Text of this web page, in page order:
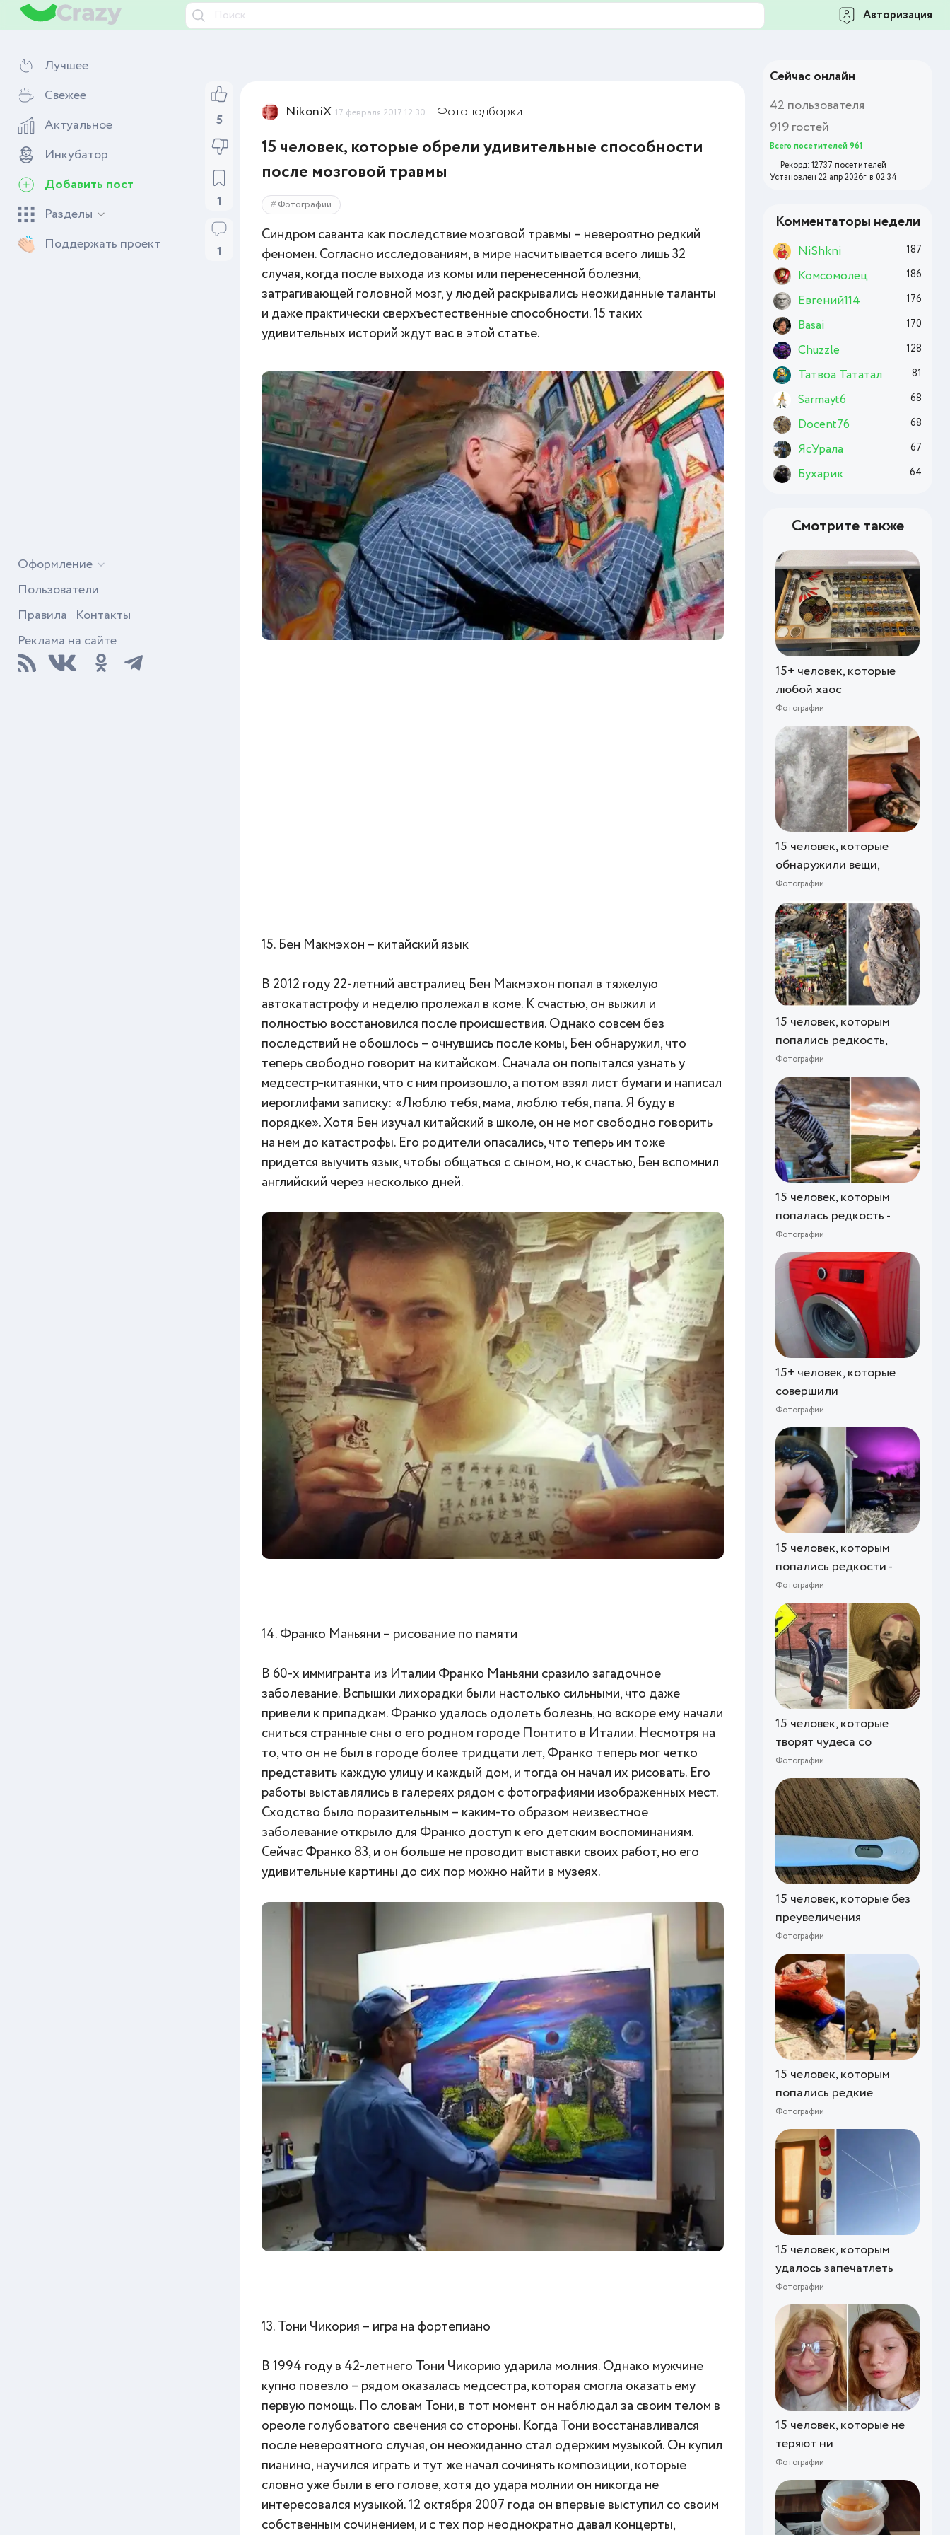
Авторизация
Лучшее
Свежее
Актуальное
Инкубатор
Добавить пост
Разделы
Поддержать проект
Оформление
Пользователи
Правила Контакты
Реклама на сайте
Сейчас онлайн
42 пользователя
919 гостей
Всего посетителей 961
Рекорд: 12737 посетителей
Установлен 22 апр 2026г. в 02:34
Комментаторы недели
NiShkni 187
Комсомолец 186
Евгений114 176
Basai 170
Chuzzle 128
Татвоа Тататал 81
Sarmayt6 68
Docent76 68
ЯсУрала 67
Бухарик 64
Смотрите также
15+ человек, которые
любой хаос
Фотографии
15 человек, которые
обнаружили вещи,
Фотографии
15 человек, которым
попались редкость,
Фотографии
15 человек, которым
попалась редкость -
Фотографии
15+ человек, которые
совершили
Фотографии
15 человек, которым
попались редкости -
Фотографии
15 человек, которые
творят чудеса со
Фотографии
15 человек, которые без
преувеличения
Фотографии
15 человек, которым
попались редкие
Фотографии
15 человек, которым
удалось запечатлеть
Фотографии
15 человек, которые не
теряют ни
Фотографии
5
1
1
NikoniX 17 февраля 2017 12:30 Фотоподборки
15 человек, которые обрели удивительные способности
после мозговой травмы
Фотографии
Синдром саванта как последствие мозговой травмы – невероятно редкий
феномен. Согласно исследованиям, в мире насчитывается всего лишь 32
случая, когда после выхода из комы или перенесенной болезни,
затрагивающей головной мозг, у людей раскрывались неожиданные таланты
и даже практически сверхъестественные способности. 15 таких
удивительных историй ждут вас в этой статье.
15. Бен Макмэхон – китайский язык
В 2012 году 22-летний австралиец Бен Макмэхон попал в тяжелую
автокатастрофу и неделю пролежал в коме. К счастью, он выжил и
полностью восстановился после происшествия. Однако совсем без
последствий не обошлось – очнувшись после комы, Бен обнаружил, что
теперь свободно говорит на китайском. Сначала он попытался узнать у
медсестр-китаянки, что с ним произошло, а потом взял лист бумаги и написал
иероглифами записку: «Люблю тебя, мама, люблю тебя, папа. Я буду в
порядке». Хотя Бен изучал китайский в школе, он не мог свободно говорить
на нем до катастрофы. Его родители опасались, что теперь им тоже
придется выучить язык, чтобы общаться с сыном, но, к счастью, Бен вспомнил
английский через несколько дней.
14. Франко Маньяни – рисование по памяти
В 60-х иммигранта из Италии Франко Маньяни сразило загадочное
заболевание. Вспышки лихорадки были настолько сильными, что даже
привели к припадкам. Франко удалось одолеть болезнь, но вскоре ему начали
сниться странные сны о его родном городе Понтито в Италии. Несмотря на
то, что он не был в городе более тридцати лет, Франко теперь мог четко
представить каждую улицу и каждый дом, и тогда он начал их рисовать. Его
работы выставлялись в галереях рядом с фотографиями изображенных мест.
Сходство было поразительным – каким-то образом неизвестное
заболевание открыло для Франко доступ к его детским воспоминаниям.
Сейчас Франко 83, и он больше не проводит выставки своих работ, но его
удивительные картины до сих пор можно найти в музеях.
13. Тони Чикория – игра на фортепиано
В 1994 году в 42-летнего Тони Чикорию ударила молния. Однако мужчине
купно повезло – рядом оказалась медсестра, которая смогла оказать ему
первую помощь. По словам Тони, в тот момент он наблюдал за своим телом в
ореоле голубоватого свечения со стороны. Когда Тони восстанавливался
после невероятного случая, он неожиданно стал одержим музыкой. Он купил
пианино, научился играть и тут же начал сочинять композиции, которые
словно уже были в его голове, хотя до удара молнии он никогда не
интересовался музыкой. 12 октября 2007 года он впервые выступил со своим
собственным сочинением, и с тех пор неоднократно давал концерты,